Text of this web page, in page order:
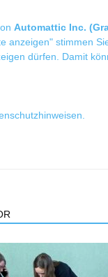
Automattic Inc.
anzeigen" stimmen
dürfen. Damit